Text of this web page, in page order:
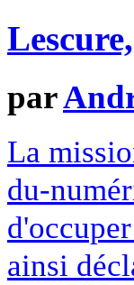
par
La
du-
ainsi